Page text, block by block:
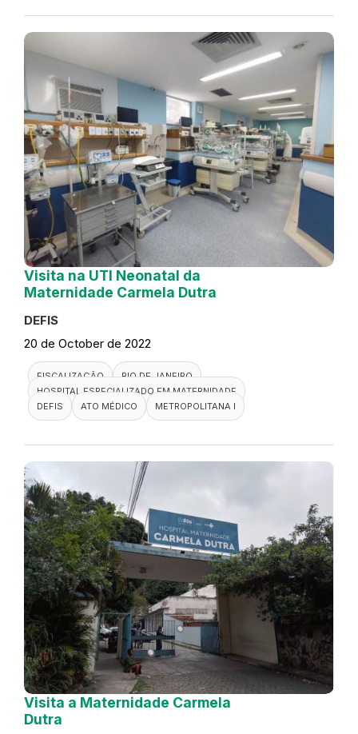
Visita na UTI Neonatal da
Maternidade Carmela Dutra
DEFIS
20 de October de 2022
FISCALIZAÇÃO
RIO DE JANEIRO
HOSPITAL ESPECIALIZADO EM MATERNIDADE
DEFIS
ATO MÉDICO METROPOLITANA I
Visita a Maternidade Carmela
Dutra